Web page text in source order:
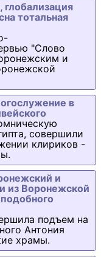
тотальная
"Слово
и
в
совершили
клириков -
и
из Воронежской
подъем на
Антония
храмы.